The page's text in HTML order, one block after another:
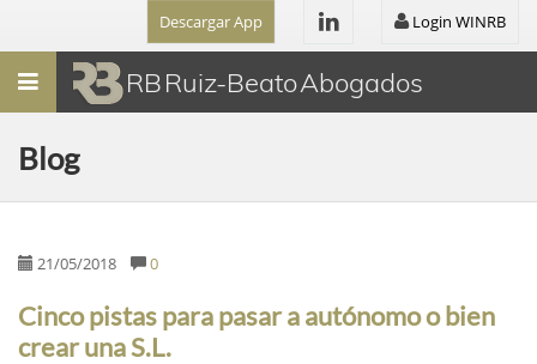
Descargar App Login WINRB
Menú RB Ruiz-Beato Abogados
Blog
21/05/2018 0
Cinco pistas para pasar a autónomo o bien
crear una S.L.